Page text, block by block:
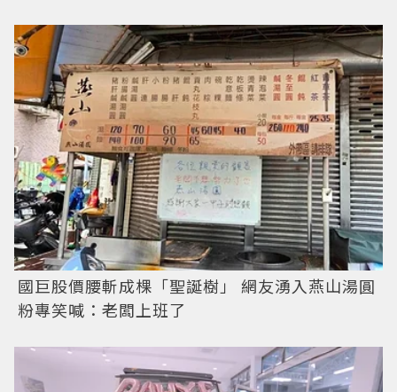
國巨股價腰斬成棵「聖誕樹」 網友湧入燕山湯圓
粉專笑喊：老闆上班了